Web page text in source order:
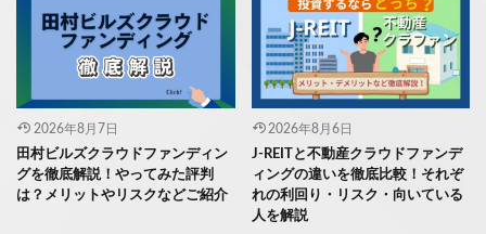
2026年8月7日
田村ビルズクラウドファンディン
グを徹底解説！やってみた評判
は？メリットやリスクなどご紹介
2026年8月6日
J-REITと不動産クラウドファンデ
ィングの違いを徹底比較！それぞ
れの利回り・リスク・向いている
人を解説